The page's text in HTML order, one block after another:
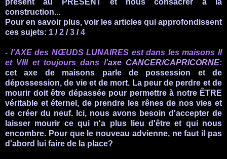
présent au PRÉSENT et nous consacrer à la
construction...
Pour en savoir plus, voir les articles qui approfondissent
ces sujets: 1 /2 / 3 / 4
- l'AXEdes NŒUDS LUNAIRES estdans les maisons II
et VIII et toujours dans l'axe CANCER/CAPRICORNE:
cet axe de maisons parle de possession et de
dépossession, de vie et de mort. La peur de perdre et de
mourir doit être dépassée pour permettre à notre ÊTRE
véritable et éternel, de prendre les rênes de nos vies et
de créer du neuf. Ici, nous avons besoin d'accepter de
laisser mourir ce qui n'a plus lieu d'être et qui nous
encombre. Pour que le nouveau advienne, ne faut il pas
d'abord lui faire de la place?